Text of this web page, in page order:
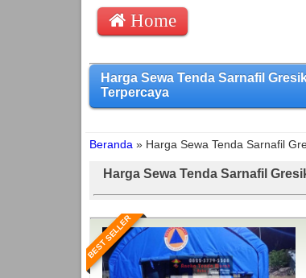
Home
Harga Sewa Tenda Sarnafil
Terpercaya
Beranda » Harga Sewa Tenda Sarnafil
Harga Sewa Tenda Sarnafil
BEST SELLER